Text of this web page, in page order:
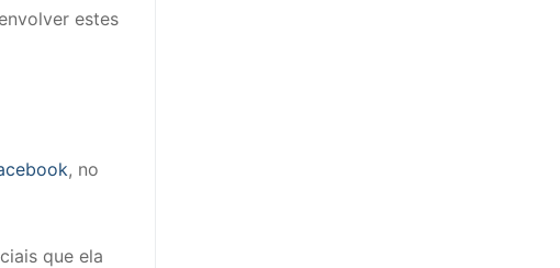
estes
, no
que ela